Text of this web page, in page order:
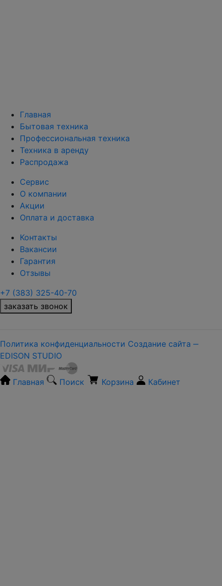
Главная
Бытовая техника
Профессиональная техника
Техника в аренду
Распродажа
Сервис
О компании
Акции
Оплата и доставка
Контакты
Вакансии
Гарантия
Отзывы
+7 (383) 325-40-70
заказать звонок
Политика конфиденциальности Создание сайта ‒
EDISON STUDIO
Главная Поиск Корзина Кабинет